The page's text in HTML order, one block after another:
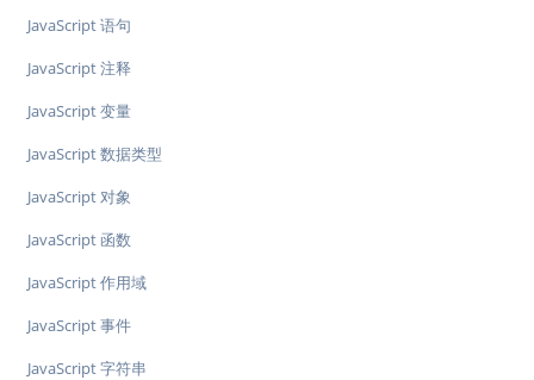
JavaScript 语句
JavaScript 注释
JavaScript 变量
JavaScript 数据类型
JavaScript 对象
JavaScript 函数
JavaScript 作用域
JavaScript 事件
JavaScript 字符串